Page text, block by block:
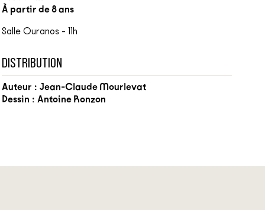
À partir de 8 ans
Salle Ouranos - 11h
DISTRIBUTION
Auteur : Jean-Claude Mourlevat
Dessin : Antoine Ronzon